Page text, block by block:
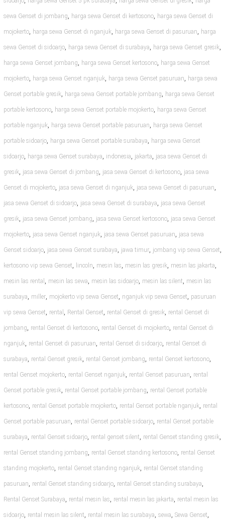
sewa Genset di jombang, harga sewa Genset di kertosono, harga sewa Genset di
mojokerto, harga sewa Genset di nganjuk, harga sewa Genset di pasuruan, harga
sewa Genset di sidoarjo, harga sewa Genset di surabaya, harga sewa Genset gresik,
harga sewa Genset jombang, harga sewa Genset kertosono, harga sewa Genset
mojokerto, harga sewa Genset nganjuk, harga sewa Genset pasuruan, harga sewa
Genset portable gresik, harga sewa Genset portable jombang, harga sewa Genset
portable kertosono, harga sewa Genset portable mojokerto, harga sewa Genset
portable nganjuk, harga sewa Genset portable pasuruan, harga sewa Genset
portable sidoarjo, harga sewa Genset portable surabaya, harga sewa Genset
sidoarjo, harga sewa Genset surabaya, indonesia, jakarta, jasa sewa Genset di
gresik, jasa sewa Genset di jombang, jasa sewa Genset di kertosono, jasa sewa
Genset di mojokerto, jasa sewa Genset di nganjuk, jasa sewa Genset di pasuruan,
jasa sewa Genset di sidoarjo, jasa sewa Genset di surabaya, jasa sewa Genset
gresik, jasa sewa Genset jombang, jasa sewa Genset kertosono, jasa sewa Genset
mojokerto, jasa sewa Genset nganjuk, jasa sewa Genset pasuruan, jasa sewa
Genset sidoarjo, jasa sewa Genset surabaya, jawa timur, jombang vip sewa Genset,
kertosono vip sewa Genset, lincoln, mesin las, mesin las gresik, mesin las jakarta,
mesin las rental , mesin las sewa, mesin las sidoarjo, mesin las silent, mesin las
surabaya, miller, mojokerto vip sewa Genset, nganjuk vip sewa Genset, pasuruan
vip sewa Genset, rental , Rental Genset, rental Genset di gresik, rental Genset di
jombang, rental Genset di kertosono, rental Genset di mojokerto, rental Genset di
nganjuk, rental Genset di pasuruan, rental Genset di sidoarjo, rental Genset di
surabaya, rental Genset gresik, rental Genset jombang, rental Genset kertosono,
rental Genset mojokerto, rental Genset nganjuk, rental Genset pasuruan, rental
Genset portable gresik, rental Genset portable jombang, rental Genset portable
kertosono, rental Genset portable mojokerto, rental Genset portable nganjuk, rental
Genset portable pasuruan, rental Genset portable sidoarjo, rental Genset portable
surabaya, rental Genset sidoarjo, rental genset silent, rental Genset standing gresik,
rental Genset standing jombang, rental Genset standing kertosono, rental Genset
standing mojokerto, rental Genset standing nganjuk, rental Genset standing
pasuruan, rental Genset standing sidoarjo, rental Genset standing surabaya,
Rental Genset Surabaya, rental mesin las, rental mesin las jakarta, rental mesin las
sidoarjo, rental mesin las silent, rental mesin las surabaya, sewa, Sewa Genset,